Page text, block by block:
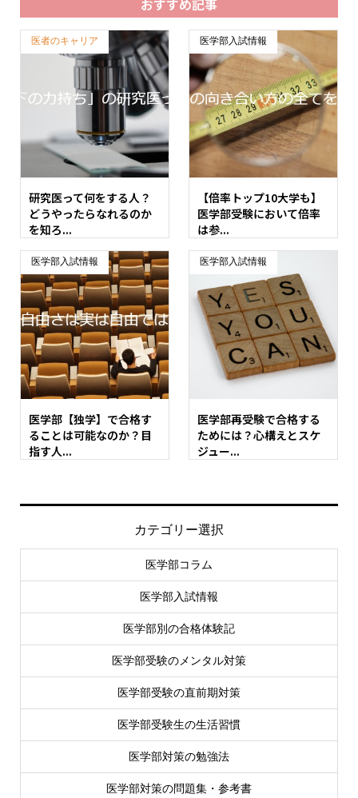
医者のキャリア
研究医って何をする人？
どうやったらなれるのか
を知ろ...
医学部入試情報
【倍率トップ10大学も】
医学部受験において倍率
は参...
医学部入試情報
医学部【独学】で合格す
ることは可能なのか？目
指す人...
医学部入試情報
医学部再受験で合格する
ためには？心構えとスケ
ジュー...
カテゴリー選択
医学部コラム
医学部入試情報
医学部別の合格体験記
医学部受験のメンタル対策
医学部受験の直前期対策
医学部受験生の生活習慣
医学部対策の勉強法
医学部対策の問題集・参考書